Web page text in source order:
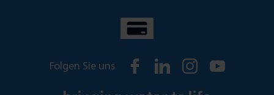
Folgen Sie uns